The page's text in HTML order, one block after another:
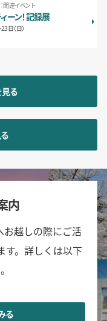
関連イベント
ーン！記録展
日（日）
る
内
お越しの際にご活
。 詳しくは以下
る